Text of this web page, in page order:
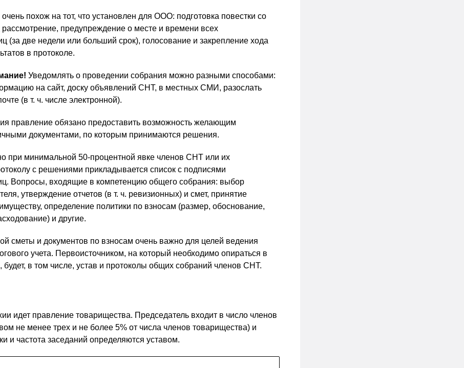
похож на тот, что установлен для ООО: подготовка повестки со
предупреждение о месте и времени всех
(за две недели или больший срок), голосование и закрепление хода
в протоколе.
Уведомлять о проведении собрания можно разными способами:
на сайт, доску объявлений СНТ, в местных СМИ, разослать
(в т. ч. числе электронной).
правление обязано предоставить возможность желающим
документами, по которым принимаются решения.
при минимальной 50-процентной явке членов СНТ или их
с решениями прикладывается список с подписями
Вопросы, входящие в компетенцию общего собрания: выбор
утверждение отчетов (в т. ч. ревизионных) и смет, принятие
определение политики по взносам (размер, обоснование,
и другие.
сметы и документов по взносам очень важно для целей ведения
учета. Первоисточником, на который необходимо опираться в
в том числе, устав и протоколы общих собраний членов СНТ.
идет правление товарищества. Председатель входит в число членов
не менее трех и не более 5% от числа членов товарищества) и
и частота заседаний определяются уставом.